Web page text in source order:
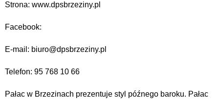
Strona: www.dpsbrzeziny.pl
Facebook:
E-mail: biuro@dpsbrzeziny.pl
Telefon: 95 768 10 66
Pałac w Brzezinach prezentuje styl późnego baroku. Pałac